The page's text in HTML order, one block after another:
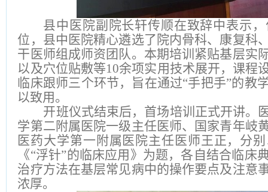
县中医院副院长轩传顺在致辞中表示
位，县中医院精心遴选了院内骨科、康复科
干医师组成师资团队。本期培训紧贴基层实
以及穴位贴敷等10余项实用技术展开，课程
临床跟师三个环节，旨在通过“手把手”的教
以致用。
开班仪式结束后，首场培训正式开讲。
学第二附属医院一级主任医师、国家青年岐
医药大学第一附属医院主任医师王正，分
《“浮针”的临床应用》为题，各自结合临床
治疗方法在基层常见病中的操作要点及注意
浓厚。